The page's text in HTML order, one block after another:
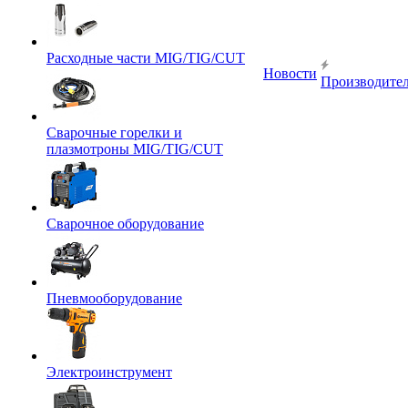
Расходные части MIG/TIG/CUT
Сварочные горелки и
плазмотроны MIG/TIG/CUT
Сварочное оборудование
Пневмооборудование
Электроинструмент
Новости